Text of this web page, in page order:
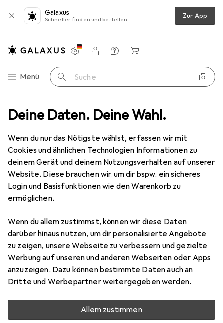
Deine Daten. Deine Wahl.
Wenn du nur das Nötigste wählst, erfassen wir mit
Cookies und ähnlichen Technologien Informationen zu
deinem Gerät und deinem Nutzungsverhalten auf unserer
Website. Diese brauchen wir, um dir bspw. ein sicheres
Login und Basisfunktionen wie den Warenkorb zu
ermöglichen.
Wenn du allem zustimmst, können wir diese Daten
darüber hinaus nutzen, um dir personalisierte Angebote
zu zeigen, unsere Webseite zu verbessern und gezielte
Werbung auf unseren und anderen Webseiten oder Apps
anzuzeigen. Dazu können bestimmte Daten auch an
Dritte und Werbepartner weitergegeben werden.
Allem zustimmen
Galaxus
Schneller finden und bestellen Zur App
Navigation nach Kategorien
Menü Suche
Einstellungen
Kundenkonto
Vergleichslisten
Merklisten
Warenkorb
Wickeln Wickeltisch Heizstrahler Brandson Heizstrahler
4 Bilder
BrandsonHeizstrahler
EUR
99,95
Bewertungen Marke
Mehr von Brandson
Mehr als 10 Stück an Lager beim Drittanbieter
Lieferort angeben für genaue Lieferzeit